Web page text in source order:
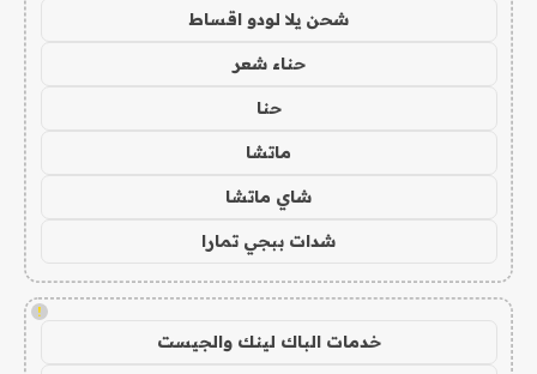
شحن يلا لودو اقساط
حناء شعر
حنا
ماتشا
شاي ماتشا
شدات ببجي تمارا
!
خدمات الباك لينك والجيست